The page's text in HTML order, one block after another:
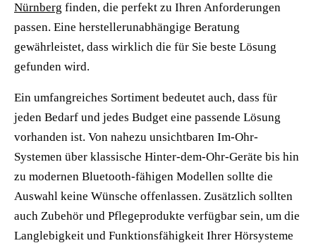
Nürnberg finden, die perfekt zu Ihren Anforderungen
passen. Eine herstellerunabhängige Beratung
gewährleistet, dass wirklich die für Sie beste Lösung
gefunden wird.
Ein umfangreiches Sortiment bedeutet auch, dass für
jeden Bedarf und jedes Budget eine passende Lösung
vorhanden ist. Von nahezu unsichtbaren Im-Ohr-
Systemen über klassische Hinter-dem-Ohr-Geräte bis hin
zu modernen Bluetooth-fähigen Modellen sollte die
Auswahl keine Wünsche offenlassen. Zusätzlich sollten
auch Zubehör und Pflegeprodukte verfügbar sein, um die
Langlebigkeit und Funktionsfähigkeit Ihrer Hörsysteme